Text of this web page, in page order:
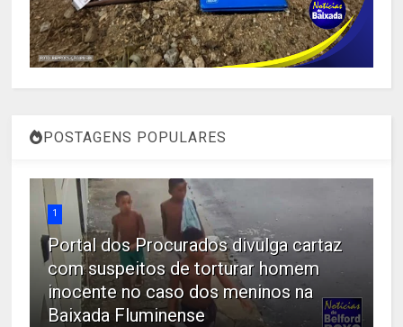
POSTAGENS POPULARES
1
Portal dos Procurados divulga cartaz
com suspeitos de torturar homem
inocente no caso dos meninos na
Baixada Fluminense